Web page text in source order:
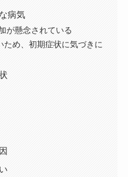
病気
が懸念されている
ため、初期症状に気づきに